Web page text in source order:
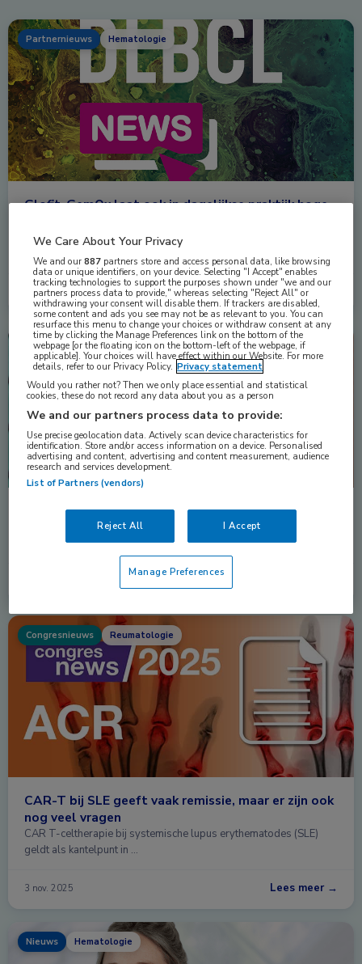
Partnernieuws Hematologie
Glofit-GemOx laat ook in dagelijkse praktijk hoge
De combinatie van glofitamab met gemcitabine en oxaliplatine
(Glofit-GemOx) laat ook in de dagelijkse …
23 jul. 2026 Lees meer →
Nieuws Hematologie
Multipel myeloom: een terug- en vooruitblik
De ontwikkelingen bij multipel myeloom (MM) volgen elkaar in
hoog tempo op. Prof. dr …
Congresnieuws Reumatologie
CAR-T bij SLE geeft vaak remissie, maar er zijn ook
nog veel vragen
CAR T-celtherapie bij systemische lupus erythematodes (SLE)
geldt als kantelpunt in …
3 nov. 2025 Lees meer →
Nieuws Hematologie
We Care About Your Privacy
We and our887 partners store and access personal data, like browsing
data or unique identifiers, on your device. Selecting "I Accept" enables
tracking technologies to support the purposes shown under "we and our
partners process data to provide," whereas selecting "Reject All" or
withdrawing your consent will disable them. If trackers are disabled,
some content and ads you see may not be as relevant to you. You can
resurface this menu to change your choices or withdraw consent at any
time by clicking the Manage Preferences link on the bottom of the
webpage [or the floating icon on the bottom-left of the webpage, if
applicable]. Your choices will have effect within our Website. For more
details, refer to our Privacy Policy. Privacy statement
Would you rather not? Then we only place essential and statistical
cookies, these do not record any data about you as a person
We and our partners process data to provide:
Use precise geolocation data. Actively scan device characteristics for
identification. Store and/or access information on a device. Personalised
advertising and content, advertising and content measurement, audience
research and services development.
List of Partners (vendors)
Reject All I Accept
Manage Preferences